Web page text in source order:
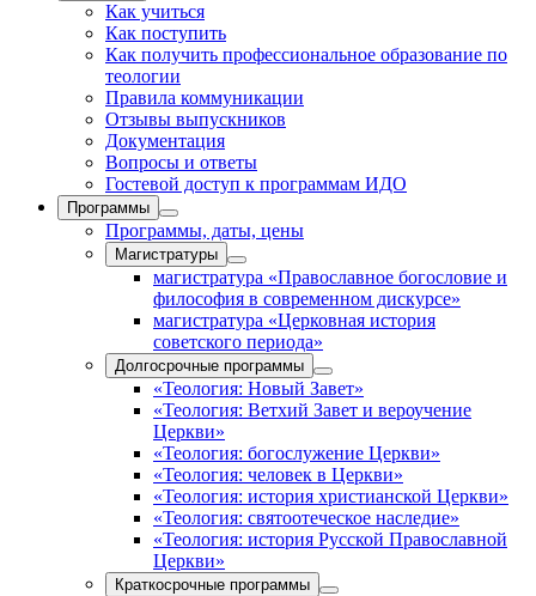
Как учиться
Как поступить
Как получить профессиональное образование по
теологии
Правила коммуникации
Отзывы выпускников
Документация
Вопросы и ответы
Гостевой доступ к программам ИДО
Программы
Программы, даты, цены
Магистратуры
магистратура «Православное богословие и
философия в современном дискурсе»
магистратура «Церковная история
советского периода»
Долгосрочные программы
«Теология: Новый Завет»
«Теология: Ветхий Завет и вероучение
Церкви»
«Теология: богослужение Церкви»
«Теология: человек в Церкви»
«Теология: история христианской Церкви»
«Теология: святоотеческое наследие»
«Теология: история Русской Православной
Церкви»
Краткосрочные программы